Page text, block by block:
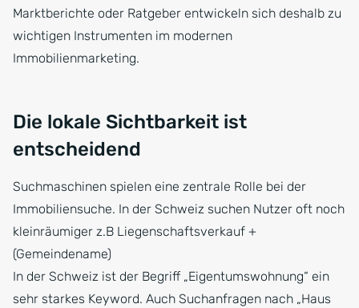
Marktberichte oder Ratgeber entwickeln sich deshalb zu
wichtigen Instrumenten im modernen
Immobilienmarketing.
Die lokale Sichtbarkeit ist
entscheidend
Suchmaschinen spielen eine zentrale Rolle bei der
Immobiliensuche. In der Schweiz suchen Nutzer oft noch
kleinräumiger z.B Liegenschaftsverkauf +
(Gemeindename)
In der Schweiz ist der Begriff „Eigentumswohnung“ ein
sehr starkes Keyword. Auch Suchanfragen nach „Haus